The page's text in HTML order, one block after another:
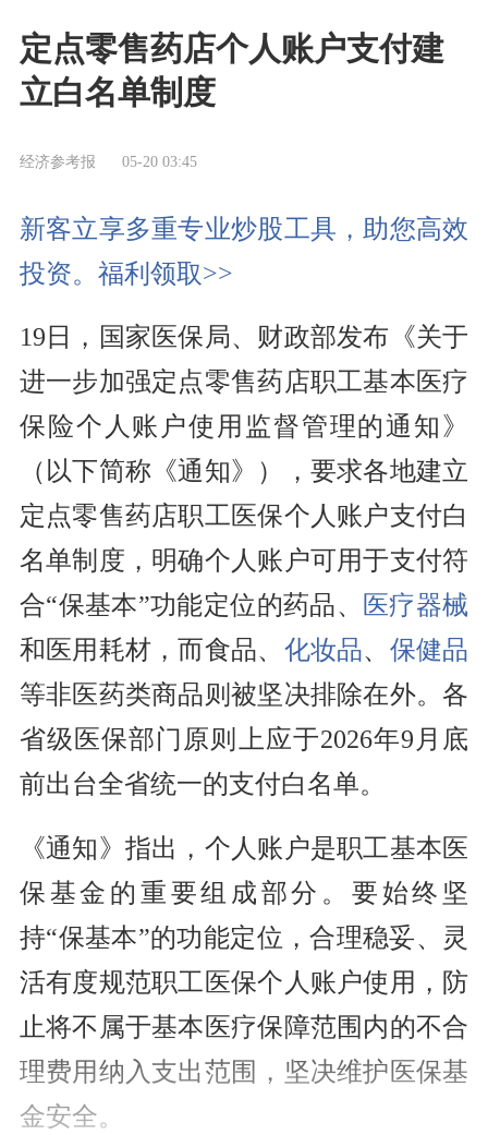
定点零售药店个人账户支付建
立白名单制度
经济参考报 05-20 03:45
新客立享多重专业炒股工具，助您高效
投资。福利领取>>
19日，国家医保局、财政部发布《关于
进一步加强定点零售药店职工基本医疗
保险个人账户使用监督管理的通知》
（以下简称《通知》），要求各地建立
定点零售药店职工医保个人账户支付白
名单制度，明确个人账户可用于支付符
合“保基本”功能定位的药品、
医疗器械
和医用耗材，而食品、 化妆品、 保健品
等非医药类商品则被坚决排除在外。各
省级医保部门原则上应于2026年9月底
前出台全省统一的支付白名单。
《通知》指出，个人账户是职工基本医
保基金的重要组成部分。要始终坚
持“保基本”的功能定位，合理稳妥、灵
活有度规范职工医保个人账户使用，防
止将不属于基本医疗保障范围内的不合
理费用纳入支出范围，坚决维护医保基
金安全。